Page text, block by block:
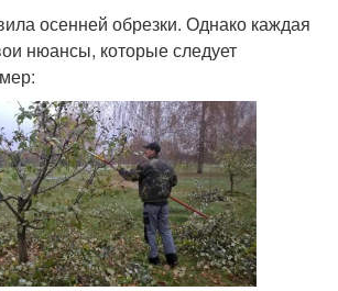
осенней обрезки. Однако каждая
нюансы, которые следует